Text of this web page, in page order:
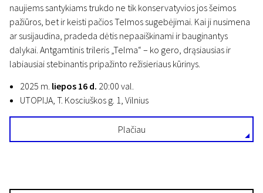
naujiems santykiams trukdo ne tik konservatyvios jos šeimos
pažiūros, bet ir keisti pačios Telmos sugebėjimai. Kai ji nusimena
ar susijaudina, pradeda dėtis nepaaiškinami ir bauginantys
dalykai. Antgamtinis trileris „Telma“ – ko gero, drąsiausias ir
labiausiai stebinantis pripažinto režisieriaus kūrinys.
2025 m. liepos 16 d. 20:00 val.
UTOPIJA, T. Kosciuškos g. 1, Vilnius
Plačiau